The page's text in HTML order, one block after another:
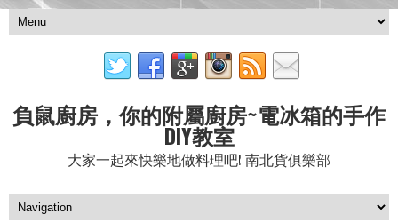
負鼠廚房，你的附屬廚房~電冰箱的手作
DIY教室
大家一起來快樂地做料理吧! 南北貨俱樂部